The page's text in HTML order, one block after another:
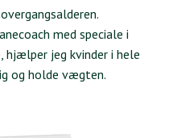
med speciale i
hjælper jeg kvinder i hele
og holde vægten.